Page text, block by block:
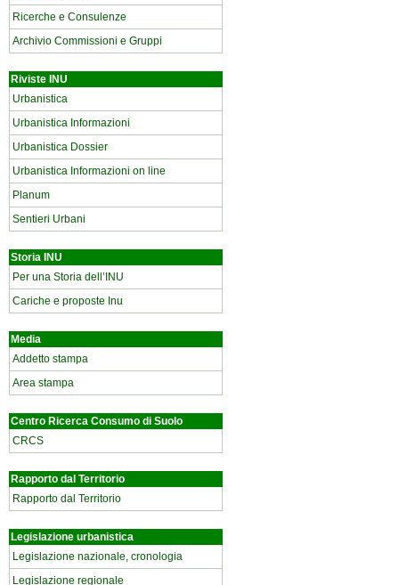
Ricerche e Consulenze
Archivio Commissioni e Gruppi
Riviste INU
Urbanistica
Urbanistica Informazioni
Urbanistica Dossier
Urbanistica Informazioni on line
Planum
Sentieri Urbani
Storia INU
Per una Storia dell’INU
Cariche e proposte Inu
Media
Addetto stampa
Area stampa
Centro Ricerca Consumo di Suolo
CRCS
Rapporto dal Territorio
Rapporto dal Territorio
Legislazione urbanistica
Legislazione nazionale, cronologia
Legislazione regionale